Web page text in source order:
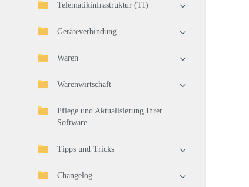
Telematikinfrastruktur (TI)
Geräteverbindung
Waren
Warenwirtschaft
Pflege und Aktualisierung Ihrer
Software
Tipps und Tricks
Changelog